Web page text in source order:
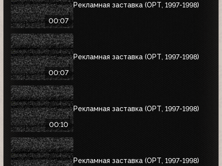
00:07
Рекламная заставка (ОРТ, 1997-1998)
00:07
Рекламная заставка (ОРТ, 1997-1998)
00:10
Рекламная заставка (ОРТ, 1997-1998)
Рекламная заставка (ОРТ, 1997-1998)